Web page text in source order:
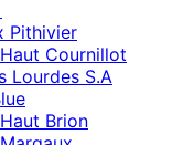
Pithivier
Cournillot
Lourdes S.A
Brion